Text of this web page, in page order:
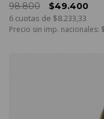
98.800
$49.400
6 cuotas de $8.233,33
Precio sin imp. nacionales: